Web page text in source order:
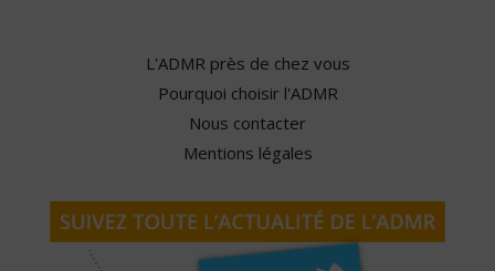
L'ADMR près de chez vous
Pourquoi choisir l'ADMR
Nous contacter
Mentions légales